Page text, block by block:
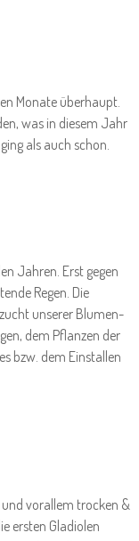
Monate überhaupt.
was in diesem Jahr
als auch schon.
Jahren. Erst gegen
Regen. Die
unserer Blumen-
dem Pflanzen der
bzw. dem Einstallen
vorallem trocken &
ersten Gladiolen